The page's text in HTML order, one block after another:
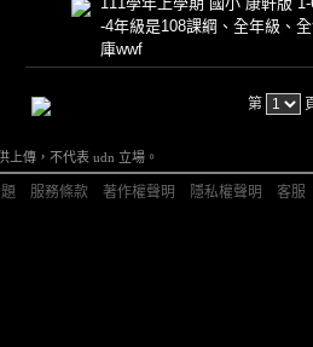
-4年級是108課綱、全年級、
庫wwf
第
上傳，不代表 udn 立場。
服務條款 著作權聲明 隱私權聲明 客服